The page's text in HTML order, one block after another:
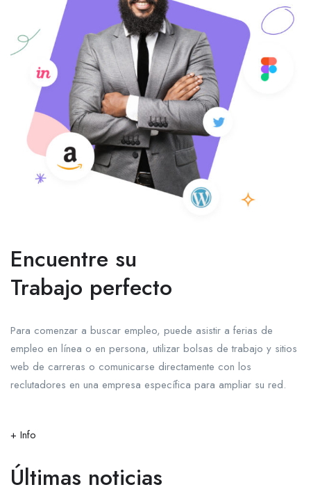
Encuentre su
Trabajo perfecto
Para comenzar a buscar empleo, puede asistir a ferias de
empleo en línea o en persona, utilizar bolsas de trabajo y sitios
web de carreras o comunicarse directamente con los
reclutadores en una empresa específica para ampliar su red.
+ Info
Últimas noticias